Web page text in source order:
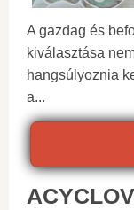
A gazdag és
kiválasztása
hangsúlyoznia
a...